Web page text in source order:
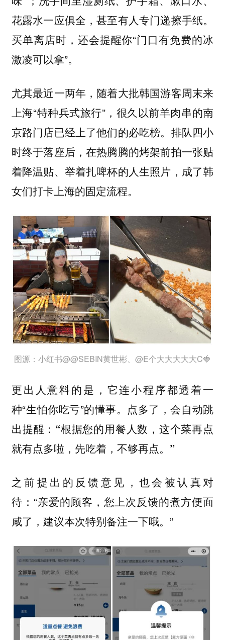
花露水一应俱全，甚至有人专门递擦手纸。
买单离店时，还会提醒你“门口有免费的冰
激凌可以拿”。
尤其最近一两年，随着大批韩国游客周末来
上海“特种兵式旅行”，很久以前羊肉串的南
京路门店已经上了他们的必吃榜。 排队四小
时终于落座后，在热腾腾的烤架前拍一张贴
着降温贴、举着扎啤杯的人生照片，成了韩
女们打卡上海的固定流程。
图源：小红书@@SEBIN黄世彬、@E个大大大大大C🍓
更出人意料的是，它连小程序都透着一
种“生怕你吃亏”的懂事。 点多了，会自动跳
出提醒：“根据您的用餐人数，这个菜再点
就有点多啦，先吃着，不够再点。”
之前提出的反馈意见，也会被认真对
待：“亲爱的顾客，您上次反馈的煮方便面
咸了，建议本次特别备注一下哦。”